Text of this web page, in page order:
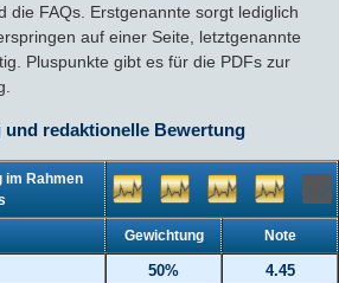
die FAQs. Erstgenannte sorgt lediglich
auf einer Seite, letztgenannte
Pluspunkte gibt es für die PDFs zur
und redaktionelle Bewertung
im Rahmen
Gewichtung Note
50%
4.45